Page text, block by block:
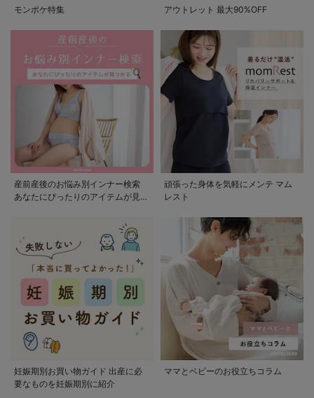
モンポケ特集 アウトレット 最大90%OFF
産前産後のお悩み別インナー検索
あなたにぴったりのアイテムが見つ
頑張った身体を気軽にメンテ マム
レスト
妊娠期別お買い物ガイド 出産に必
要なものを妊娠期別に紹介
ママとベビーのお役立ちコラム